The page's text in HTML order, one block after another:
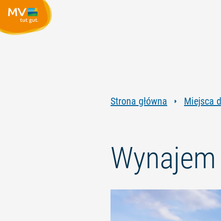
Strona główna Miejsca